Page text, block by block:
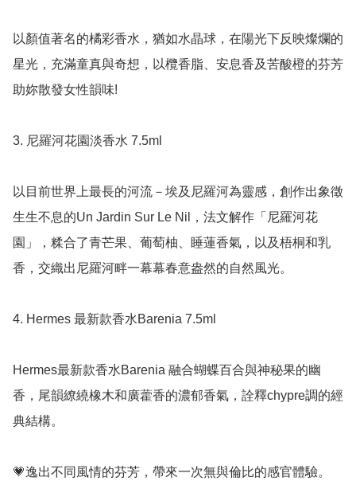
以顏值著名的橘彩香水，猶如水晶球，在陽光下反映燦爛的
星光，充滿童真與奇想，以欖香脂、安息香及苦酸橙的芬芳
助妳散發女性韻味!
3. 尼羅河花園淡香水 7.5ml
以目前世界上最長的河流－埃及尼羅河為靈感，創作出象徵
生生不息的Un Jardin Sur Le Nil，法文解作「尼羅河花
園」，糅合了青芒果、葡萄柚、睡蓮香氣，以及梧桐和乳
香，交織出尼羅河畔一幕幕春意盎然的自然風光。
4. Hermes 最新款香水Barenia 7.5ml
Hermes最新款香水Barenia 融合蝴蝶百合與神秘果的幽
香，尾韻繚繞橡木和廣藿香的濃郁香氣，詮釋chypre調的經
典結構。
💗逸出不同風情的芬芳，帶來一次無與倫比的感官體驗。